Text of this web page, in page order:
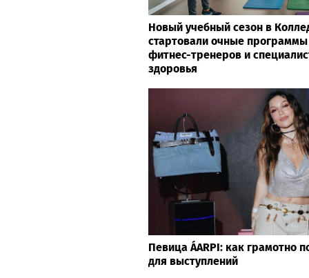
Новый учебный сезон в
стартовали очные программы
фитнес-тренеров и
здоровья
Певица ÁARPI: как грамотно
для выступлений